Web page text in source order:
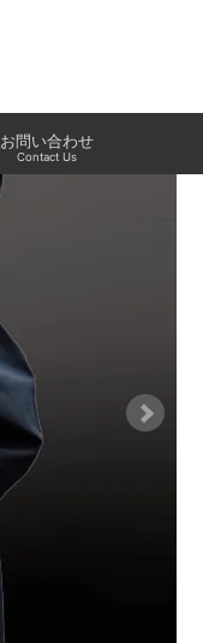
お問い合わせ
Contact Us